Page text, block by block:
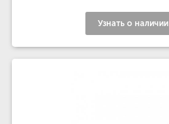
Узнать о наличии